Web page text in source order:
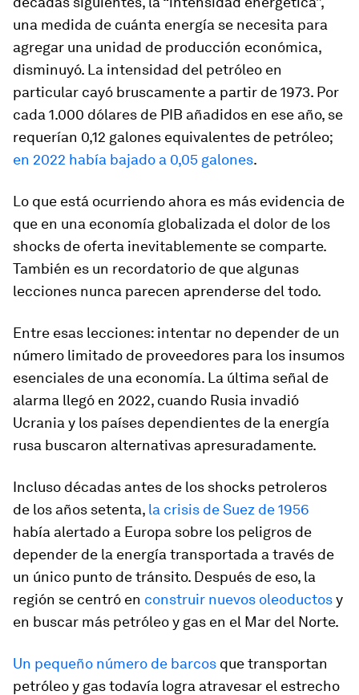
una medida de cuánta energía se necesita para
agregar una unidad de producción económica,
disminuyó. La intensidad del petróleo en
particular cayó bruscamente a partir de 1973. Por
cada 1.000 dólares de PIB añadidos en ese año, se
requerían 0,12 galones equivalentes de petróleo;
en 2022 había bajado a 0,05 galones.
Lo que está ocurriendo ahora es más evidencia de
que en una economía globalizada el dolor de los
shocks de oferta inevitablemente se comparte.
También es un recordatorio de que algunas
lecciones nunca parecen aprenderse del todo.
Entre esas lecciones: intentar no depender de un
número limitado de proveedores para los insumos
esenciales de una economía. La última señal de
alarma llegó en 2022, cuando Rusia invadió
Ucrania y los países dependientes de la energía
rusa buscaron alternativas apresuradamente.
Incluso décadas antes de los shocks petroleros
de los años setenta, la crisis de Suez de 1956
había alertado a Europa sobre los peligros de
depender de la energía transportada a través de
un único punto de tránsito. Después de eso, la
región se centró en construir nuevos oleoductosy
en buscar más petróleo y gas en el Mar del Norte.
Un pequeño número de barcos que transportan
petróleo y gas todavía logra atravesar el estrecho